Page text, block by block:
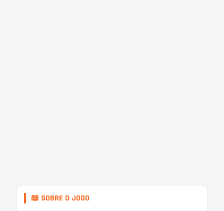
📖 SOBRE O JOGO